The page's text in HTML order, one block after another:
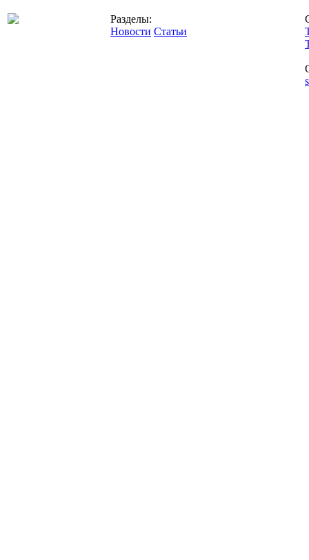
Разделы:
Новости Статьи